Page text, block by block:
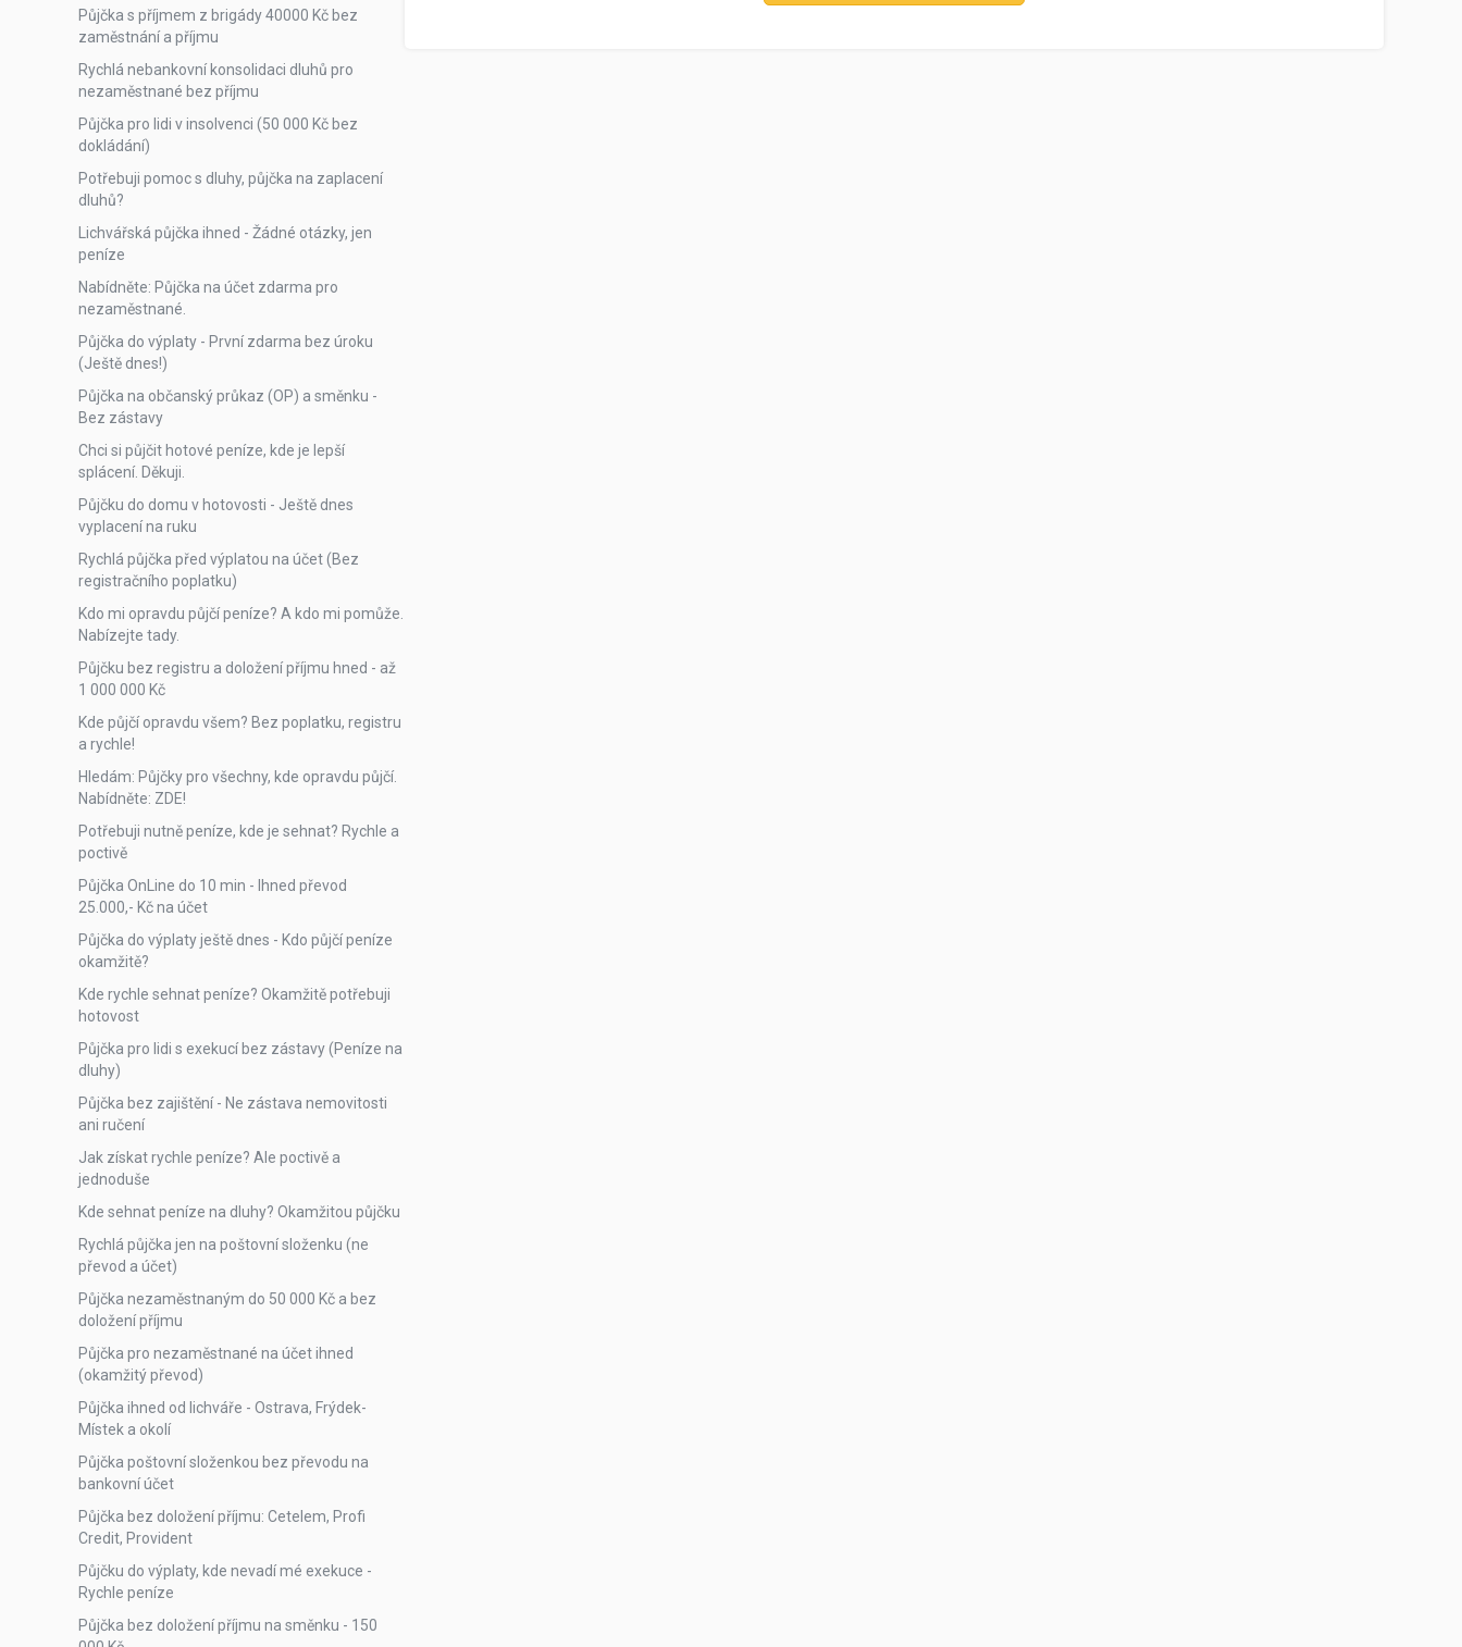
Půjčka s příjmem z brigády 40000 Kč bez
zaměstnání a příjmu
Rychlá nebankovní konsolidaci dluhů pro
nezaměstnané bez příjmu
Půjčka pro lidi v insolvenci (50 000 Kč bez
dokládání)
Potřebuji pomoc s dluhy, půjčka na zaplacení
dluhů?
Lichvářská půjčka ihned - Žádné otázky, jen
peníze
Nabídněte: Půjčka na účet zdarma pro
nezaměstnané.
Půjčka do výplaty - První zdarma bez úroku
(Ještě dnes!)
Půjčka na občanský průkaz (OP) a směnku -
Bez zástavy
Chci si půjčit hotové peníze, kde je lepší
splácení. Děkuji.
Půjčku do domu v hotovosti - Ještě dnes
vyplacení na ruku
Rychlá půjčka před výplatou na účet (Bez
registračního poplatku)
Kdo mi opravdu půjčí peníze? A kdo mi pomůže.
Nabízejte tady.
Půjčku bez registru a doložení příjmu hned - až
1 000 000 Kč
Kde půjčí opravdu všem? Bez poplatku, registru
a rychle!
Hledám: Půjčky pro všechny, kde opravdu půjčí.
Nabídněte: ZDE!
Potřebuji nutně peníze, kde je sehnat? Rychle a
poctivě
Půjčka OnLine do 10 min - Ihned převod
25.000,- Kč na účet
Půjčka do výplaty ještě dnes - Kdo půjčí peníze
okamžitě?
Kde rychle sehnat peníze? Okamžitě potřebuji
hotovost
Půjčka pro lidi s exekucí bez zástavy (Peníze na
dluhy)
Půjčka bez zajištění - Ne zástava nemovitosti
ani ručení
Jak získat rychle peníze? Ale poctivě a
jednoduše
Kde sehnat peníze na dluhy? Okamžitou půjčku
Rychlá půjčka jen na poštovní složenku (ne
převod a účet)
Půjčka nezaměstnaným do 50 000 Kč a bez
doložení příjmu
Půjčka pro nezaměstnané na účet ihned
(okamžitý převod)
Půjčka ihned od lichváře - Ostrava, Frýdek-
Místek a okolí
Půjčka poštovní složenkou bez převodu na
bankovní účet
Půjčka bez doložení příjmu: Cetelem, Profi
Credit, Provident
Půjčku do výplaty, kde nevadí mé exekuce -
Rychle peníze
Půjčka bez doložení příjmu na směnku - 150